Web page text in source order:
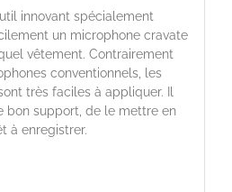
innovant spécialement
un microphone cravate
vêtement. Contrairement
conventionnels, les
très faciles à appliquer. Il
bon support, de le mettre en
à enregistrer.